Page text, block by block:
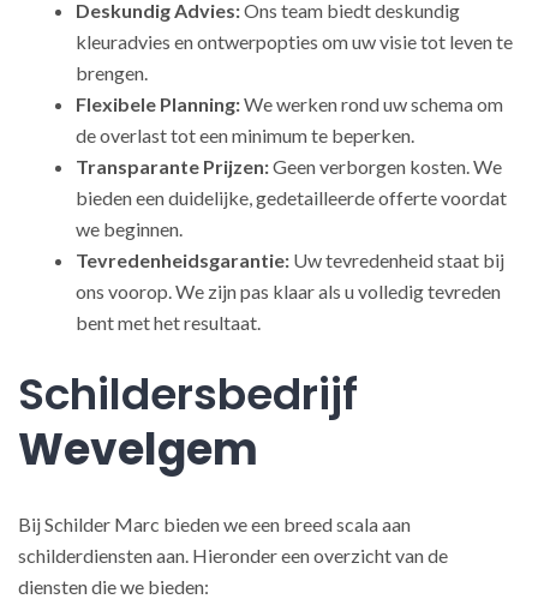
Deskundig Advies:Ons team biedt deskundig
kleuradvies en ontwerpopties om uw visie tot leven te
brengen.
Flexibele Planning:We werken rond uw schema om
de overlast tot een minimum te beperken.
Transparante Prijzen:Geen verborgen kosten. We
bieden een duidelijke, gedetailleerde offerte voordat
we beginnen.
Tevredenheidsgarantie: Uw tevredenheid staat bij
ons voorop. We zijn pas klaar als u volledig tevreden
bent met het resultaat.
Schildersbedrijf
Wevelgem
Bij Schilder Marc bieden we een breed scala aan
schilderdiensten aan. Hieronder een overzicht van de
diensten die we bieden: